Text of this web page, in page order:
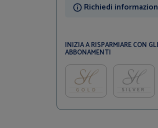
Richiedi
INIZIA A RISPARMIARE CON GLI
ABBONAMENTI